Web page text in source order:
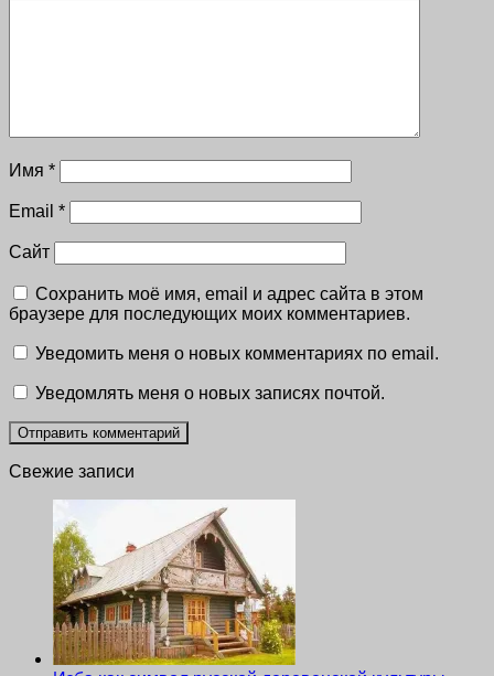
Имя *
Email *
Сайт
Сохранить моё имя, email и адрес сайта в этом
браузере для последующих моих комментариев.
Уведомить меня о новых комментариях по email.
Уведомлять меня о новых записях почтой.
Свежие записи